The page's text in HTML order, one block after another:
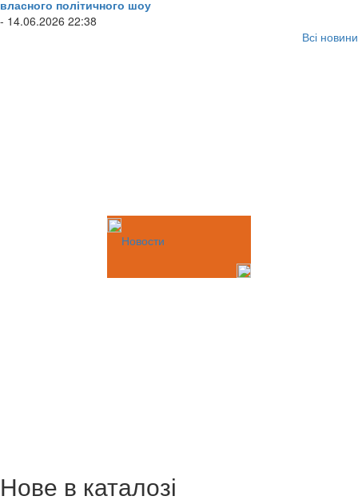
власного політичного шоу
- 14.06.2026 22:38
Всі новини
Новости
Нове в каталозі